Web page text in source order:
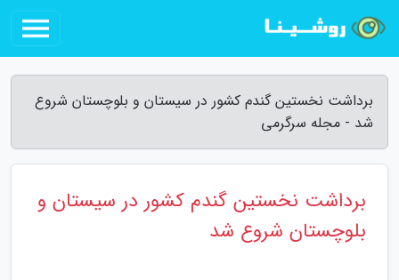
برداشت نخستین گندم کشور در سیستان و بلوچستان شروع
شد - مجله سرگرمی
برداشت نخستین گندم کشور در سیستان و
بلوچستان شروع شد